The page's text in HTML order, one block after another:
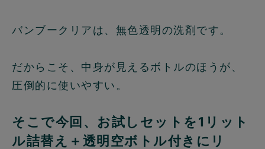
バンブークリアは、無色透明の洗剤です。
だからこそ、中身が見えるボトルのほうが、
圧倒的に使いやすい。
そこで今回、お試しセットを1リット
ル詰替え＋透明空ボトル付きにリ